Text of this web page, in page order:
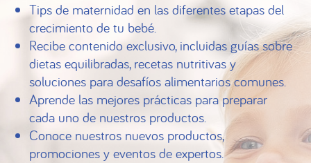
Tips de maternidad en las diferentes etapas del
crecimiento de tu bebé.
Recibe contenido exclusivo, incluidas guías sobre
dietas equilibradas, recetas nutritivas y
soluciones para desafíos alimentarios comunes.
Aprende las mejores prácticas para preparar
cada uno de nuestros productos.
Conoce nuestros nuevos productos,
promociones y eventos de expertos.